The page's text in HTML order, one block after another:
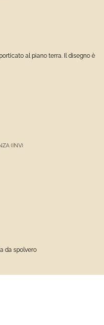
al piano terra. Il disegno è
(INV)
da spolvero